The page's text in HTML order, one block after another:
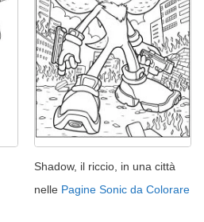
Shadow, il riccio, in una città
nelle Pagine Sonic da Colorare